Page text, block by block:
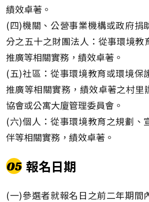
績效卓著。
(四)機關、公營事業機構或政府捐
分之五十之財團法人：從事環境教
推廣等相關實務，績效卓著。
(五)社區：從事環境教育或環境保
推廣等相關實務，績效卓著之村里
協會或公寓大廈管理委員會。
(六)個人：從事環境教育之規劃、
伴等相關實務，績效卓著。
05 報名日期
(一)參選者就報名日之前二年期間